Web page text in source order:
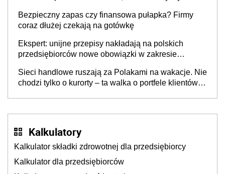
Bezpieczny zapas czy finansowa pułapka? Firmy
coraz dłużej czekają na gotówkę
Ekspert: unijne przepisy nakładają na polskich
przedsiębiorców nowe obowiązki w zakresie
Sieci handlowe ruszają za Polakami na wakacje. Nie
chodzi tylko o kurorty – ta walka o portfele klientów
Kalkulatory
Kalkulator składki zdrowotnej dla przedsiębiorcy
Kalkulator dla przedsiębiorców